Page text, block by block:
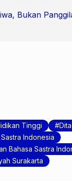
Bukan
Tinggi
Indonesia
Bahasa Sastra
Surakarta